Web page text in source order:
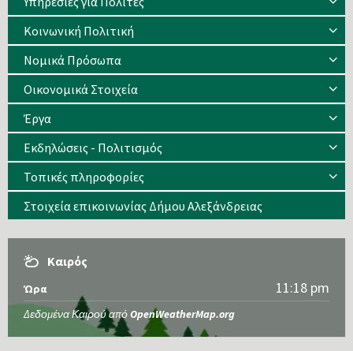
Κοινωνική Πολιτική
Νομικά Πρόσωπα
Οικονομικά Στοιχεία
Έργα
Εκδηλώσεις - Πολιτισμός
Τοπικές πληροφορίες
Στοιχεία επικοινωνίας Δήμου Αλεξάνδρειας
Καιρός
Ώρα 11:18 pm
Δεδομένα Καιρού από OpenWeatherMap.org